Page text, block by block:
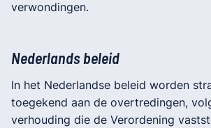
verwondingen.
Nederlands beleid
In het Nederlandse beleid worden
toegekend aan de overtredingen,
verhouding die de Verordening